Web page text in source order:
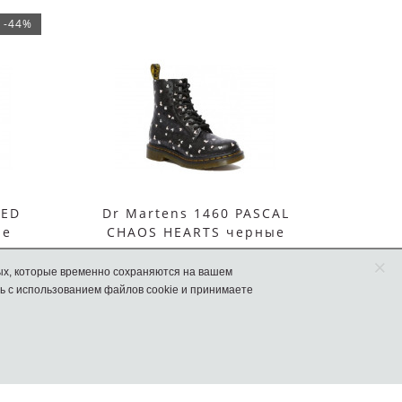
-44%
Dr Martens 1460 PASCAL
CHAOS HEARTS черные
15990 руб.
которые временно сохраняются на вашем
с использованием файлов cookie и принимаете
×